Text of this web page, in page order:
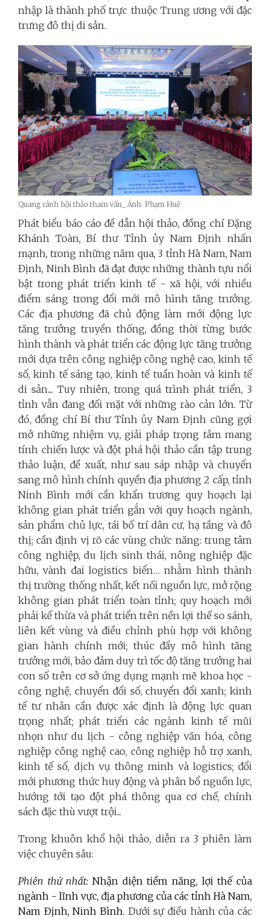
nhập là thành phố trực thuộc Trung ương với đặc
trưng đô thị di sản.
Quang cảnh hội thảo tham vấn_ Ảnh: Phạm Huệ
Phát biểu báo cáo đề dẫn hội thảo, đồng chí Đặng
Khánh Toàn, Bí thư Tỉnh ủy Nam Định nhấn
mạnh, trong những năm qua, 3 tỉnh Hà Nam, Nam
Định, Ninh Bình đã đạt được những thành tựu nổi
bật trong phát triển kinh tế - xã hội, với nhiều
điểm sáng trong đổi mới mô hình tăng trưởng.
Các địa phương đã chủ động làm mới động lực
tăng trưởng truyền thống, đồng thời từng bước
hình thành và phát triển các động lực tăng trưởng
mới dựa trên công nghiệp công nghệ cao, kinh tế
số, kinh tế sáng tạo, kinh tế tuần hoàn và kinh tế
di sản.... Tuy nhiên, trong quá trình phát triển, 3
tỉnh vẫn đang đối mặt với những rào cản lớn. Từ
đó, đồng chí Bí thư Tỉnh ủy Nam Định cũng gợi
mở những nhiệm vụ, giải pháp trọng tâm mang
tính chiến lược và đột phá hội thảo cần tập trung
thảo luận, đề xuất, như sau sáp nhập và chuyển
sang mô hình chính quyền địa phương 2 cấp, tỉnh
Ninh Bình mới cần khẩn trương quy hoạch lại
không gian phát triển gắn với quy hoạch ngành,
sản phẩm chủ lực, tái bố trí dân cư, hạ tầng và đô
thị; cần định vị rõ các vùng chức năng: trung tâm
công nghiệp, du lịch sinh thái, nông nghiệp đặc
hữu, vành đai logistics biển… nhằm hình thành
thị trường thống nhất, kết nối nguồn lực, mở rộng
không gian phát triển toàn tỉnh; quy hoạch mới
phải kế thừa và phát triển trên nền lợi thế so sánh,
liên kết vùng và điều chỉnh phù hợp với không
gian hành chính mới; thúc đẩy mô hình tăng
trưởng mới, bảo đảm duy trì tốc độ tăng trưởng hai
con số trên cơ sở ứng dụng mạnh mẽ khoa học -
công nghệ, chuyển đổi số, chuyển đổi xanh; kinh
tế tư nhân cần được xác định là động lực quan
trọng nhất; phát triển các ngành kinh tế mũi
nhọn như du lịch - công nghiệp văn hóa, công
nghiệp công nghệ cao, công nghiệp hỗ trợ xanh,
kinh tế số, dịch vụ thông minh và logistics; đổi
mới phương thức huy động và phân bổ nguồn lực,
hướng tới tạo đột phá thông qua cơ chế, chính
sách đặc thù vượt trội...
Trong khuôn khổ hội thảo, diễn ra 3 phiên làm
việc chuyên sâu:
Phiên thứ nhất: Nhận diện tiềm năng, lợi thế của
ngành - lĩnh vực, địa phương của các tỉnh Hà Nam,
Nam Định, Ninh Bình. Dưới sự điều hành của các